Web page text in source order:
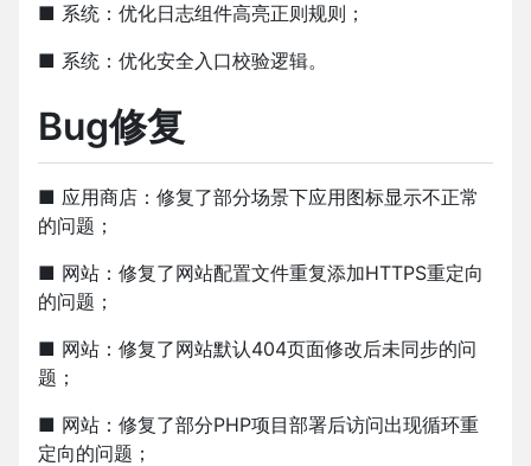
■ 系统：优化日志组件高亮正则规则；
■ 系统：优化安全入口校验逻辑。
Bug修复
■ 应用商店：修复了部分场景下应用图标显示不正常
的问题；
■ 网站：修复了网站配置文件重复添加HTTPS重定向
的问题；
■ 网站：修复了网站默认404页面修改后未同步的问
题；
■ 网站：修复了部分PHP项目部署后访问出现循环重
定向的问题；